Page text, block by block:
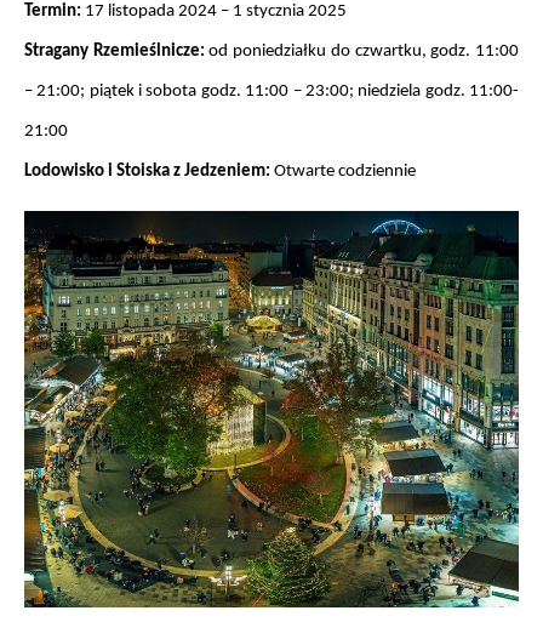
Termin: 17 listopada 2024 – 1 stycznia 2025
Stragany Rzemieślnicze: od poniedziałku do czwartku, godz. 11:00
– 21:00; piątek i sobota godz. 11:00 – 23:00; niedziela godz. 11:00-
21:00
Lodowisko i Stoiska z Jedzeniem: Otwarte codziennie